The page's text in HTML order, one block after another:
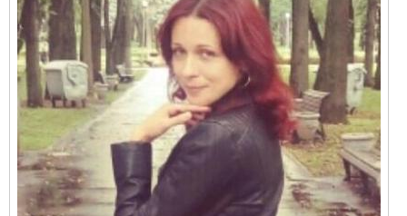
Свабода сумленьня
Суд
Сьмяротнае пакараньне
Экалёгія
Правы працоўных
Сацыяльныя правы